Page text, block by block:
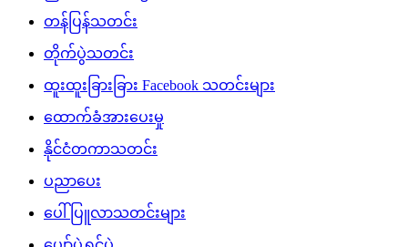
တန်ပြန်သတင်း
တိုက်ပွဲသတင်း
ထူးထူးခြားခြား Facebook သတင်းများ
ထောက်ခံအားပေးမှု
နိုင်ငံတကာသတင်း
ပညာပေး
ပေါ်ပြူလာသတင်းများ